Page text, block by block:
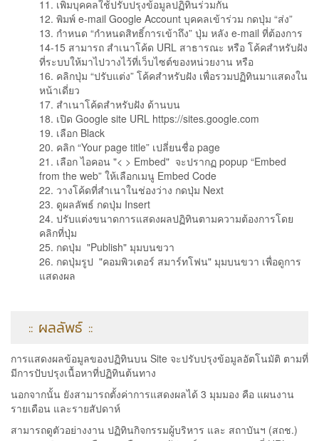
11. เพิ่มบุคคลใช้ปรับปรุงข้อมูลปฏิทินร่วมกัน
12. พิมพ์ e-mail Google Account บุคคลเข้าร่วม กดปุ่ม “ส่ง”
13. กำหนด “กำหนดสิทธิ์การเข้าถึง” ปุ่ม หลัง e-mail ที่ต้องการ
14-15 สามารถ สำเนาโค้ด URL สาธารณะ หรือ โค้คสำหรับฝัง
ที่ระบบให้มาไปวางไว้ที่เว็บไซต์ของหน่วยงาน หรือ
16. คลิกปุ่ม “ปรับแต่ง” โค้คสำหรับฝัง เพื่อรวมปฏิทินมาแสดงใน
หน้าเดี่ยว
17. สำเนาโค้ดสำหรับฝัง ด้านบน
18. เปิด Google site URL https://sites.google.com
19. เลือก Black
20. คลิก “Your page title” เปลี่ยนชื่อ page
21. เลือก ไอคอน "< > Embed" จะปรากฏ popup “Embed
from the web” ให้เลือกเมนู Embed Code
22. วางโค้ดที่สำเนาในช่องว่าง กดปุ่ม Next
23. ดูผลลัพธ์ กดปุ่ม Insert
24. ปรับแต่งขนาดการแสดงผลปฏิทินตามความต้องการโดย
คลิกที่ปุ่ม
25. กดปุ่ม "Publish" มุมบนขวา
26. กดปุ่มรูป "คอมพิวเตอร์ สมาร์ทโฟน" มุมบนขวา เพื่อดูการ
แสดงผล
:: ผลลัพธ์ ::
การแสดงผลข้อมูลของปฏิทินบน Site จะปรับปรุงข้อมูลอัตโนมัติ ตามที่
มีการปับปรุงเนื้อหาที่ปฏิทินต้นทาง
นอกจากนั้น ยังสามารถตั้งค่าการแสดงผลได้ 3 มุมมอง คือ แผนงาน
รายเดือน และรายสัปดาห์
สามารถดูตัวอย่างงาน ปฏิทินกิจกรรมผู้บริหาร และ สถาบันฯ (สถช.)